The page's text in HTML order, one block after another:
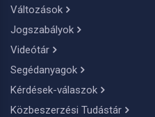
Változások
Jogszabályok
Videótár
Segédanyagok
Kérdések-válaszok
Közbeszerzési Tudástár